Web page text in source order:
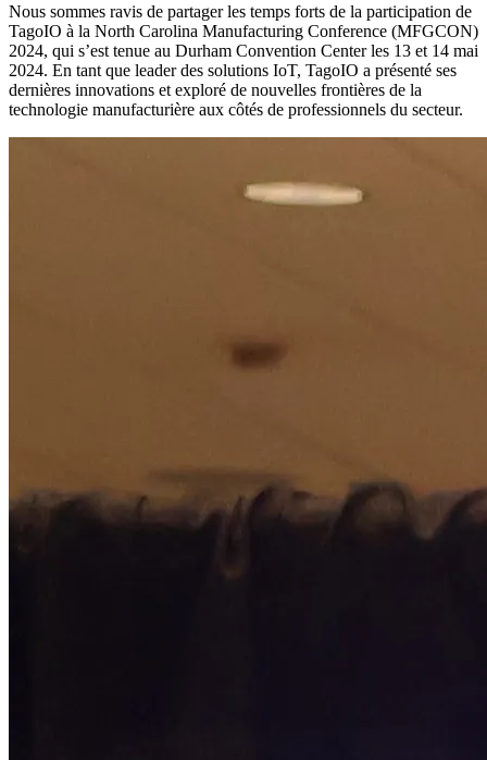
Nous sommes ravis de partager les temps forts de la participation de
TagoIO à la North Carolina Manufacturing Conference (MFGCON)
2024, qui s’est tenue au Durham Convention Center les 13 et 14 mai
2024. En tant que leader des solutions IoT, TagoIO a présenté ses
dernières innovations et exploré de nouvelles frontières de la
technologie manufacturière aux côtés de professionnels du secteur.